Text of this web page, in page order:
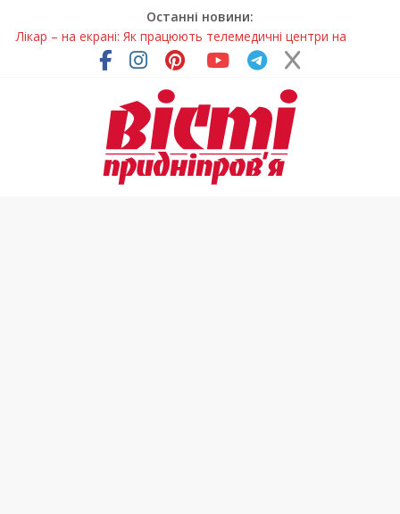
Останні новини:
Лікар – на екрані: Як працюють телемедичні центри на
Дніпропетровщині
У Дніпрі триває масштабна підготовка до опалювального
Пошуки тривають: на Дніпропетровщині досліджують місце
розташування легендарного монастиря (Фото)
Ветерани Дніпропетровщини отримують шанс на власне